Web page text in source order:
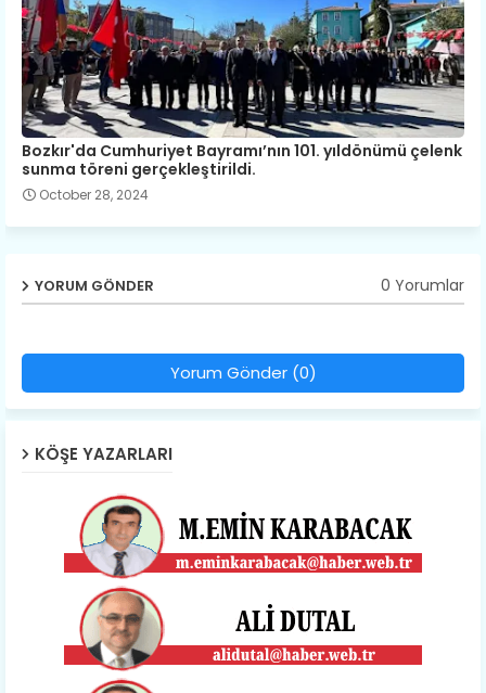
Bozkır'da Cumhuriyet Bayramı’nın 101. yıldönümü çelenk
sunma töreni gerçekleştirildi.
October 28, 2024
YORUM GÖNDER 0 Yorumlar
Yorum Gönder (0)
KÖŞE YAZARLARI